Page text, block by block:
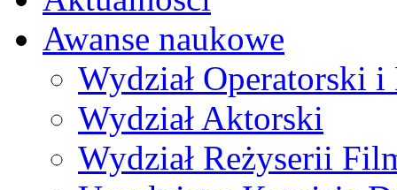
Awanse naukowe
Wydział Operatorski
Wydział Aktorski
Wydział Reżyserii